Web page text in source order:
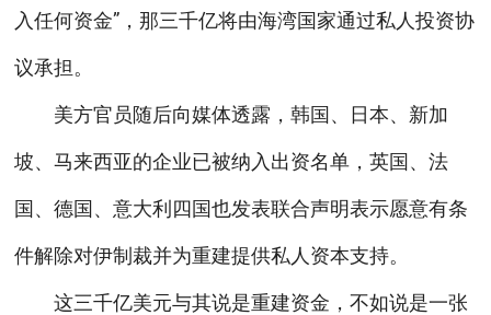
入任何资金”，那三千亿将由海湾国家通过私人投资协
议承担。
美方官员随后向媒体透露，韩国、日本、新加
坡、马来西亚的企业已被纳入出资名单，英国、法
国、德国、意大利四国也发表联合声明表示愿意有条
件解除对伊制裁并为重建提供私人资本支持。
这三千亿美元与其说是重建资金，不如说是一张